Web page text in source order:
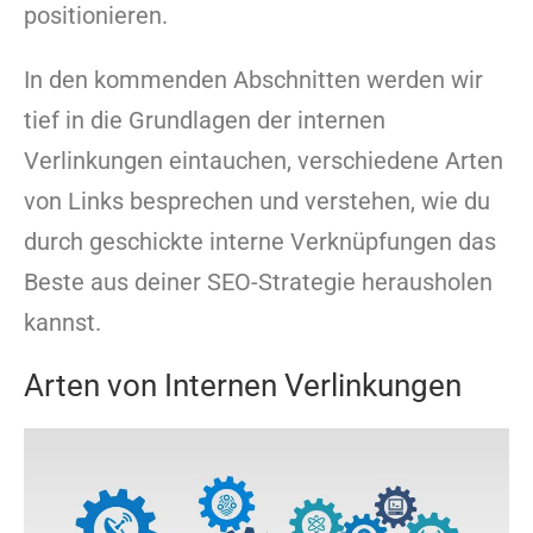
positionieren.
In den kommenden Abschnitten werden wir
tief in die Grundlagen der internen
Verlinkungen eintauchen, verschiedene Arten
von Links besprechen und verstehen, wie du
durch geschickte interne Verknüpfungen das
Beste aus deiner SEO-Strategie herausholen
kannst.
Arten von Internen Verlinkungen